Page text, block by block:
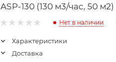
ASP-130 (130 м3/час, 50 м2)
Нет в наличии
Характеристики
Доставка